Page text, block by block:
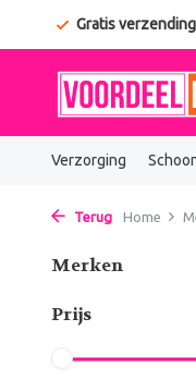
Gratis verzending
Verzorging
Terug Home
Merken
Prijs